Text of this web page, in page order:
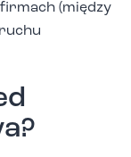
(między